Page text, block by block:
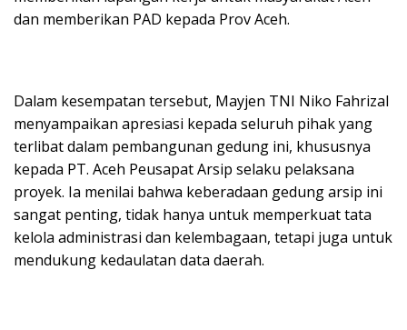
dan memberikan PAD kepada Prov Aceh.
Dalam kesempatan tersebut, Mayjen TNI Niko Fahrizal
menyampaikan apresiasi kepada seluruh pihak yang
terlibat dalam pembangunan gedung ini, khususnya
kepada PT. Aceh Peusapat Arsip selaku pelaksana
proyek. Ia menilai bahwa keberadaan gedung arsip ini
sangat penting, tidak hanya untuk memperkuat tata
kelola administrasi dan kelembagaan, tetapi juga untuk
mendukung kedaulatan data daerah.